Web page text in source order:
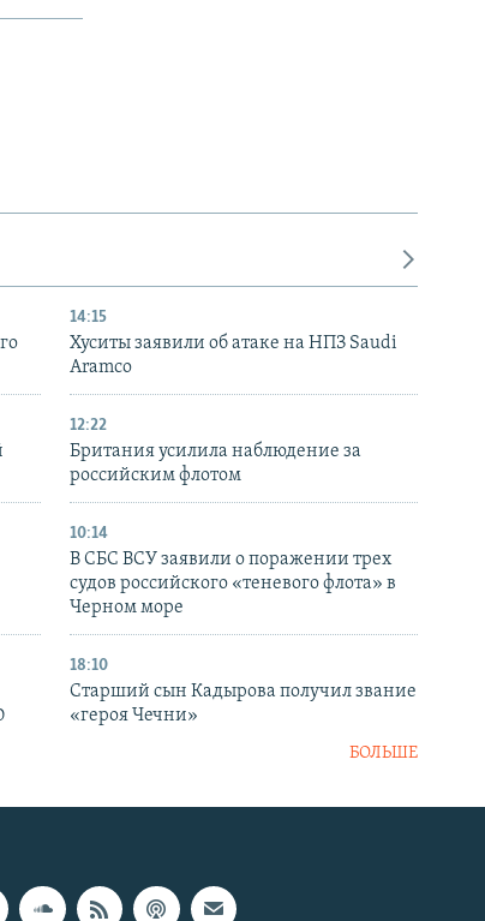
14:15
Хуситы заявили об атаке на НПЗ Saudi
Aramco
12:22
Британия усилила наблюдение за
российским флотом
10:14
В СБС ВСУ заявили о поражении трех
судов российского «теневого флота» в
Черном море
18:10
Старший сын Кадырова получил звание
«героя Чечни»
БОЛЬШЕ